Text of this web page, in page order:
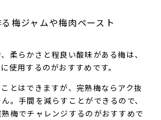
梅ジャムや梅肉ペースト
柔らかさと程良い酸味がある梅は、
使用するのがおすすめです。
とはできますが、完熟梅ならアク抜
。手間を減らすことができるので、
梅でチャレンジするのがおすすめで